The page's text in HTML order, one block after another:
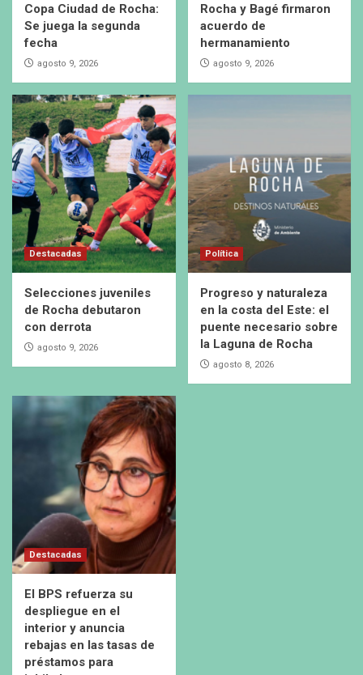
Copa Ciudad de Rocha:
Se juega la segunda
fecha
agosto 9, 2026
Rocha y Bagé firmaron
acuerdo de
hermanamiento
agosto 9, 2026
Destacadas
Selecciones juveniles
de Rocha debutaron
con derrota
agosto 9, 2026
Política
Progreso y naturaleza
en la costa del Este: el
puente necesario sobre
la Laguna de Rocha
agosto 8, 2026
Destacadas
El BPS refuerza su
despliegue en el
interior y anuncia
rebajas en las tasas de
préstamos para